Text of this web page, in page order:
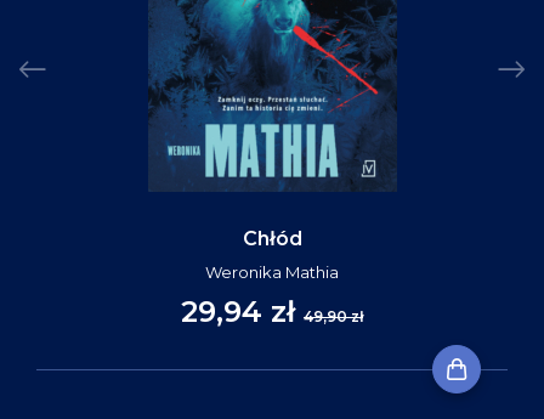
Chłód
Weronika Mathia
29,94 zł 49,90 zł